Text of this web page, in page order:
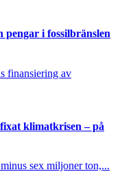
pengar i fossilbränslen
finansiering av
klimatkrisen – på
sex miljoner ton,...